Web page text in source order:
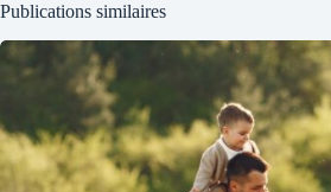
Publications similaires